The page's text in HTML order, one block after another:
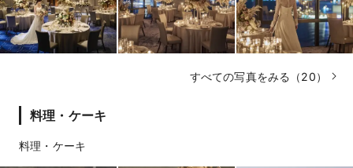
すべての写真をみる（20）
料理・ケーキ
料理・ケーキ